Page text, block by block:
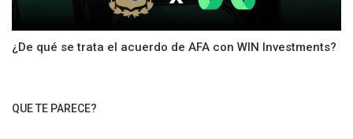
¿De qué se trata el acuerdo de AFA con WIN Investments?
QUE TE PARECE?